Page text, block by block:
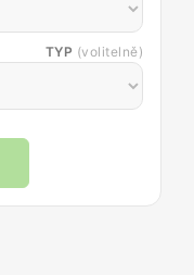
TYP (volitelně)